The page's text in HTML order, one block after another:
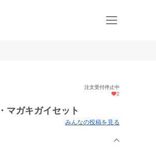
注文受付停止中
2
マガキガイセット
みんなの投稿を見る